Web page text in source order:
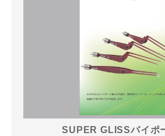
SUPER GLISSバイポ